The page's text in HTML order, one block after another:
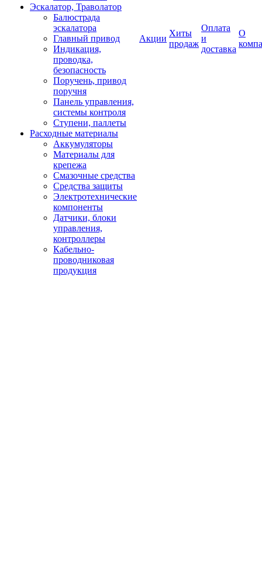
Эскалатор, Траволатор
Балюстрада
эскалатора
Главный привод
Индикация,
проводка,
безопасность
Поручень, привод
поручня
Панель управления,
системы контроля
Ступени, паллеты
Расходные материалы
Аккумуляторы
Материалы для
крепежа
Смазочные средства
Средства защиты
Электротехнические
компоненты
Датчики, блоки
управления,
контроллеры
Кабельно-
проводниковая
продукция
Акции
Хиты
продаж
Оплата
и
доставка
О